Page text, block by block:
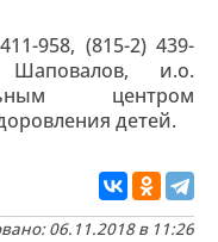
958, (815-2) 439-
и.о.
центром
детей.
06.11.2018 в 11:26